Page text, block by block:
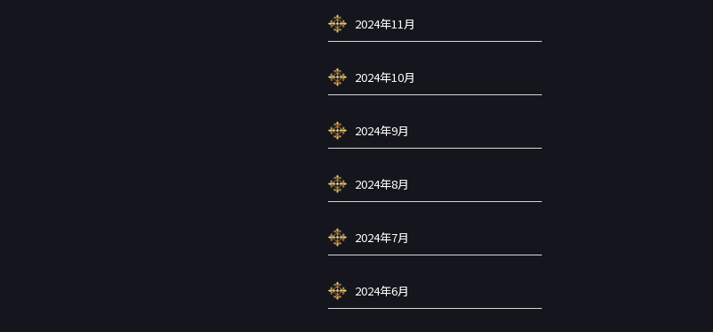
2024年11月
2024年10月
2024年9月
2024年8月
2024年7月
2024年6月